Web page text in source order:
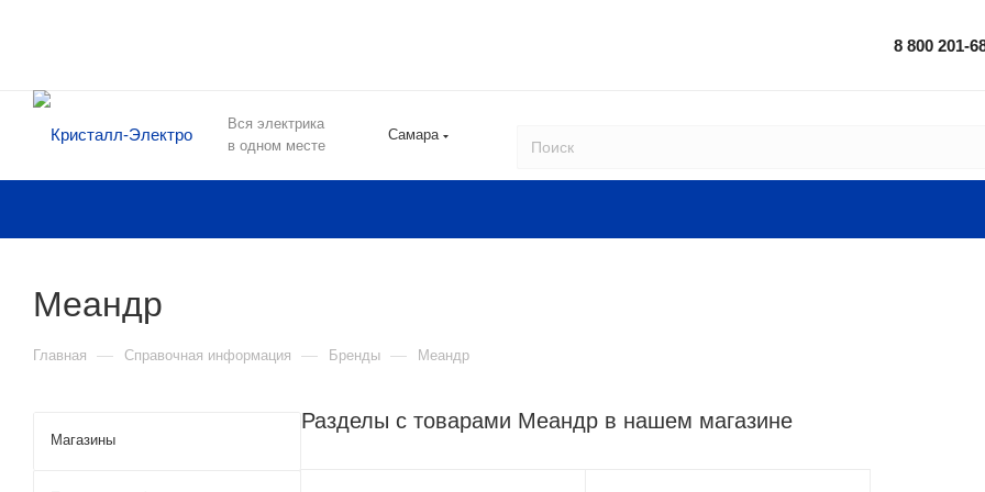
8 800 201-
Вся электрика
в одном месте
Самара
Меандр
Главная — Справочная информация — Бренды — Меандр
Разделы с товарами Меандр в нашем магазине
Магазины